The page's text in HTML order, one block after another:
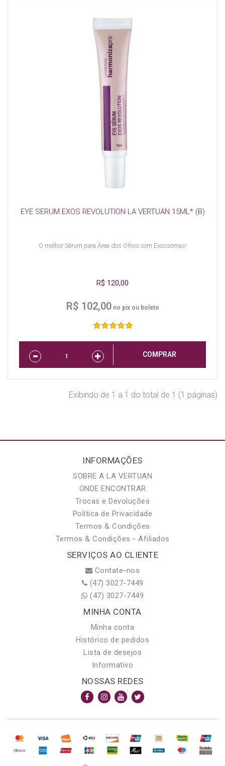
EYE SERUM EXOS REVOLUTION LA VERTUAN 15ML* (B)
O melhor Sérum para Área dos Olhos com Exossomas!
R$ 120,00
R$ 102,00no pix ou boleto
COMPRAR
Exibindo de 1 a 1 do total de 1 (1 páginas)
INFORMAÇÕES
SOBRE A LA VERTUAN
ONDE ENCONTRAR
Trocas e Devoluções
Política de Privacidade
Termos & Condições
Termos & Condições - Afiliados
SERVIÇOS AO CLIENTE
Contate-nos
(47) 3027-7449
(47) 3027-7449
MINHA CONTA
Minha conta
Histórico de pedidos
Lista de desejos
Informativo
NOSSAS REDES